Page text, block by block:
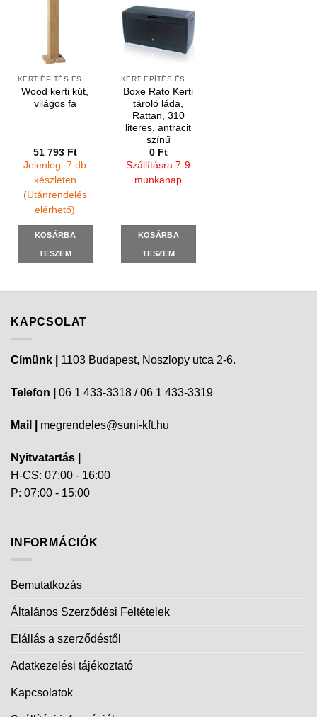
Wood kerti kút,
világos fa
51 793 Ft
Jelenleg: 7 db
készleten
(Utánrendelés
elérhető)
KOSÁRBA
TESZEM
Boxe Rato Kerti
tároló láda,
Rattan, 310
literes, antracit
színű
0 Ft
Szállításra 7-9
munkanap
KOSÁRBA
TESZEM
KAPCSOLAT
Címünk | 1103 Budapest, Noszlopy utca 2-6.
Telefon | 06 1 433-3318 / 06 1 433-3319
Mail | megrendeles@suni-kft.hu
Nyitvatartás |
H-CS: 07:00 - 16:00
P: 07:00 - 15:00
INFORMÁCIÓK
Bemutatkozás
Általános Szerződési Feltételek
Elállás a szerződéstől
Adatkezelési tájékoztató
Kapcsolatok